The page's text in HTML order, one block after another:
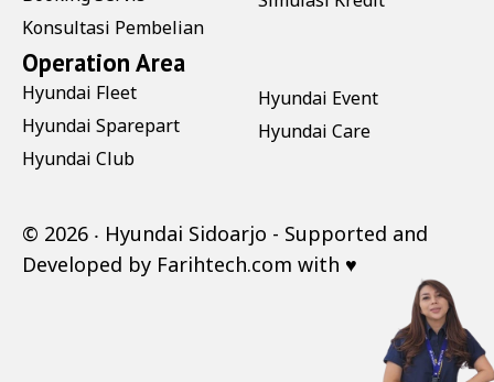
Konsultasi Pembelian
Operation Area
Hyundai Fleet
Hyundai Sparepart
Hyundai Club
Hyundai Event
Hyundai Care
© 2026 ‧ Hyundai Sidoarjo - Supported and
Developed by Farihtech.com with ♥